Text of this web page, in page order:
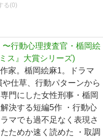
る(0)
行動心理捜査官・楯岡絵
ス』大賞シリーズ)
家。楯岡絵麻1。ドラマ
仕草、行動パターンから
門にした女性刑事・楯岡
決する短編5作 ・行動心
マでも過不足なく表現さ
ためか速く読めた ・取調